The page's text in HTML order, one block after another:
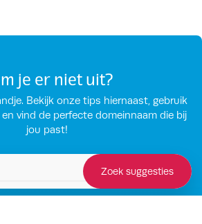
je er niet uit?
Bekijk onze tips hiernaast, gebruik
vind de perfecte domeinnaam die bij
jou past!
Zoek suggesties